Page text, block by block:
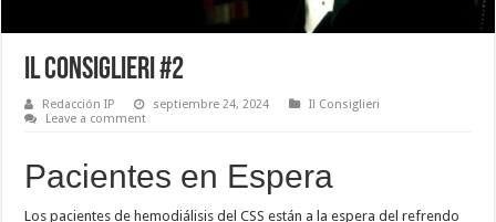
Il Consiglieri #2
Redacción IP septiembre 24, 2024
Il Consiglieri
Leave a comment
Pacientes en Espera
Los pacientes de hemodiálisis del CSS están a la espera del refrendo